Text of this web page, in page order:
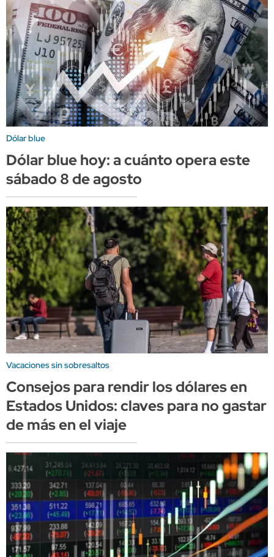
Dólar blue
Dólar blue hoy: a cuánto opera este
sábado 8 de agosto
Vacaciones sin sobresaltos
Consejos para rendir los dólares en
Estados Unidos: claves para no gastar
de más en el viaje